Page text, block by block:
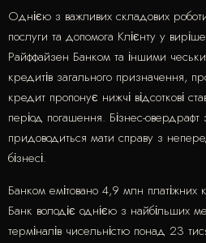
Однією з важливих складових
послуги та допомога Клієнту у
Райффайзен Банком та іншими
кредитів загального призначення,
кредит пропонує нижчі відсоткові
період погашення. Бізнес-
придоводиться мати справу з
бізнесі.
Банком емітовано 4,9 млн платіжних
Банк володіє однією з найбільших
терміналів чисельністю понад 23